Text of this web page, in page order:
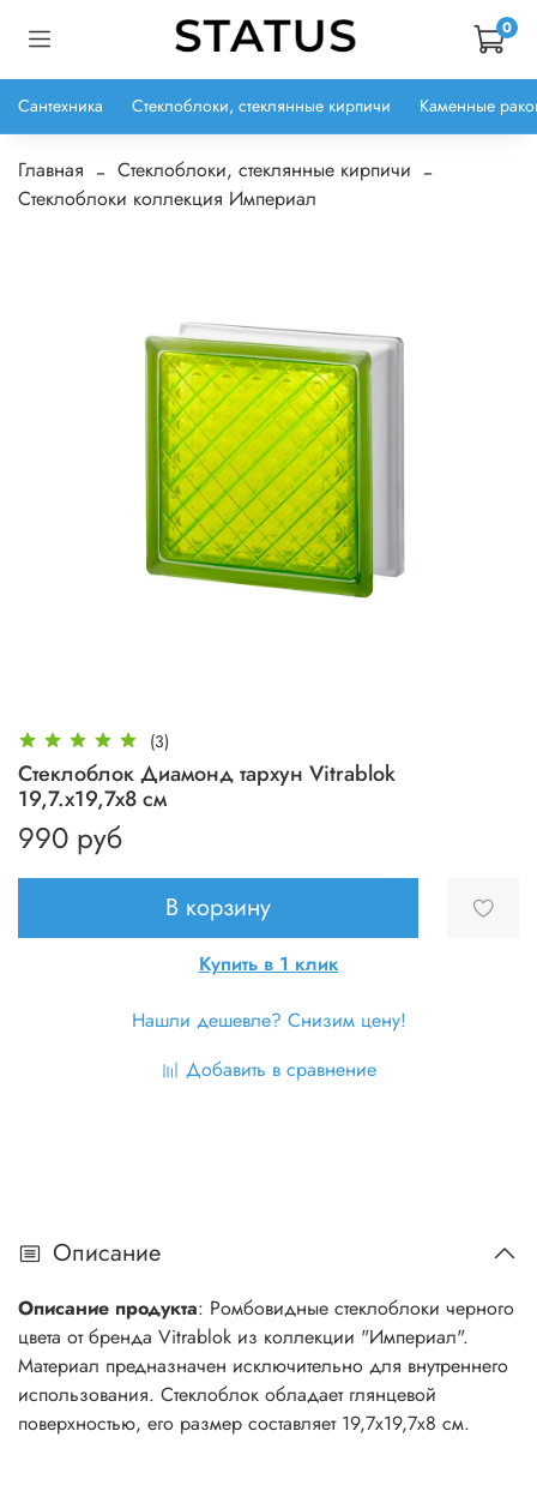
0
Сантехника Стеклоблоки, стеклянные кирпичи Каменные
Главная
Стеклоблоки, стеклянные кирпичи
Стеклоблоки коллекция Империал
(3)
Стеклоблок Диамонд тархун Vitrablok
19,7.x19,7x8 см
990 руб
В корзину
Купить в 1 клик
Нашли дешевле? Снизим цену!
Добавить в сравнение
Описание
Описание продукта: Ромбовидные стеклоблоки черного
цвета от бренда Vitrablok из коллекции "Империал".
Материал предназначен исключительно для внутреннего
использования. Стеклоблок обладает глянцевой
поверхностью, его размер составляет 19,7х19,7х8 см.